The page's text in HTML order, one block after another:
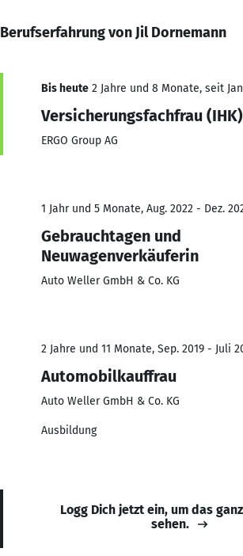
Berufserfahrung von Jil Dornemann
Bis heute 2 Jahre und 8 Monate, seit
Versicherungsfachfrau (IHK)
ERGO Group AG
1 Jahr und 5 Monate, Aug. 2022 - Dez.
Gebrauchtagen und
Neuwagenverkäuferin
Auto Weller GmbH & Co. KG
2 Jahre und 11 Monate, Sep. 2019 - Juli
Automobilkauffrau
Auto Weller GmbH & Co. KG
Ausbildung
Logg Dich jetzt ein, um das
sehen.